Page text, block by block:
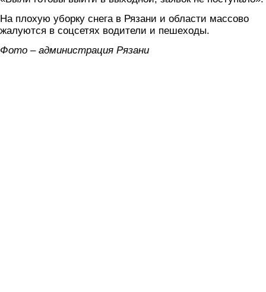
На плохую уборку снега в Рязани и области массово
жалуются в соцсетях водители и пешеходы.
Фото – администрация Рязани